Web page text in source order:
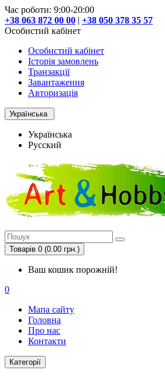
Час роботи: 9:00-20:00
+38 063 872 00 00 | +38 050 378 35 57
Особистий кабінет
Особистий кабінет
Історія замовлень
Транзакції
Завантаження
Авторизація
Українська
Українська
Русский
Товарів 0 (0.00 грн.)
Ваш кошик порожній!
0
Мапа сайту
Головна
Про нас
Контакти
Категорії